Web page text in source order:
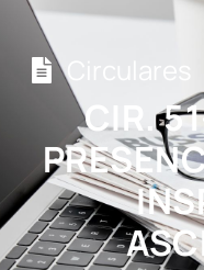
Circulares
CIR.